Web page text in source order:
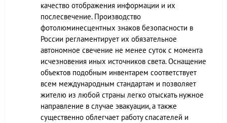
качество отображения информации и их
послесвечение. Производство
фотолюминесцентных знаков безопасности в
России регламентирует их обязательное
автономное свечение не менее суток с момента
исчезновения иных источников света. Оснащение
объектов подобным инвентарем соответствует
всем международным стандартам и позволяет
жителю из любой страны легко отыскать нужное
направление в случае эвакуации, а также
существенно облегчает работу спасателей и